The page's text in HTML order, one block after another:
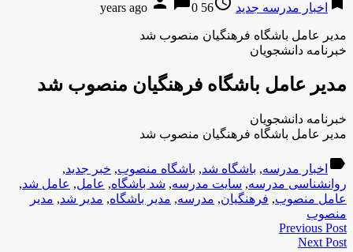
اخبار مدرسه جدید 56 years ago
0
مدیر عامل باشگاه فرهنگیان منصوب شد
خبرنامه دانشجویان
مدیر عامل باشگاه فرهنگیان منصوب شد
خبرنامه دانشجویان
مدیر عامل باشگاه فرهنگیان منصوب شد
label اخبار مدرسه, باشگاه شد, باشگاه منصوب, خبر جدید,
روانشناسی مدرسه, سایت مدرسه, شد باشگاه, عامل, عامل شد,
عامل منصوب, فرهنگیان, مدرسه, مدیر باشگاه, مدیر شد, مدیر
منصوب
Previous Post
Next Post